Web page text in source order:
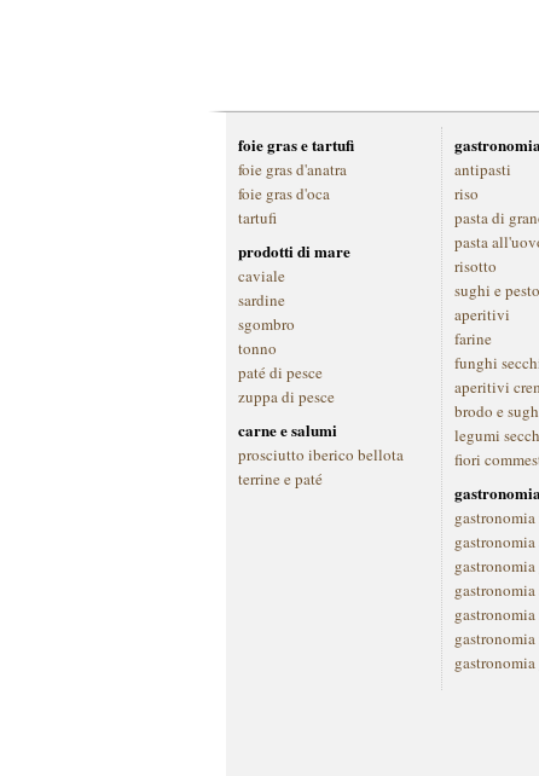
foie gras e tartufi
foie gras d'anatra
foie gras d'oca
tartufi
prodotti di mare
caviale
sardine
sgombro
tonno
paté di pesce
zuppa di pesce
carne e salumi
prosciutto iberico bellota
terrine e paté
antipasti
riso
pasta di
pasta
risotto
sughi e pesto
aperitivi
farine
funghi
aperitivi
brodo e
legumi
fiori
gastronomia